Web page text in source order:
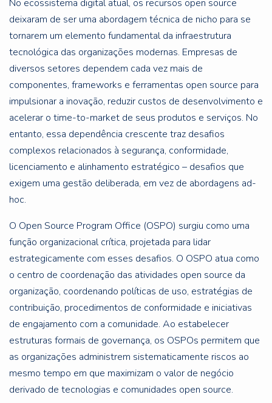
No ecossistema digital atual, os recursos open source
deixaram de ser uma abordagem técnica de nicho para se
tornarem um elemento fundamental da infraestrutura
tecnológica das organizações modernas. Empresas de
diversos setores dependem cada vez mais de
componentes, frameworks e ferramentas open source para
impulsionar a inovação, reduzir custos de desenvolvimento e
acelerar o time-to-market de seus produtos e serviços. No
entanto, essa dependência crescente traz desafios
complexos relacionados à segurança, conformidade,
licenciamento e alinhamento estratégico – desafios que
exigem uma gestão deliberada, em vez de abordagens ad-
hoc.
O Open Source Program Office (OSPO) surgiu como uma
função organizacional crítica, projetada para lidar
estrategicamente com esses desafios. O OSPO atua como
o centro de coordenação das atividades open source da
organização, coordenando políticas de uso, estratégias de
contribuição, procedimentos de conformidade e iniciativas
de engajamento com a comunidade. Ao estabelecer
estruturas formais de governança, os OSPOs permitem que
as organizações administrem sistematicamente riscos ao
mesmo tempo em que maximizam o valor de negócio
derivado de tecnologias e comunidades open source.